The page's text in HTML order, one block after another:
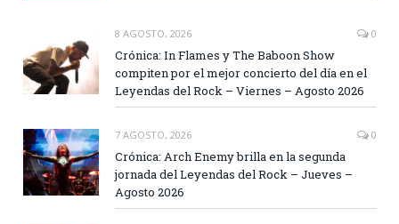
8 AGOSTO, 2026 0
Crónica: In Flames y The Baboon Show
compiten por el mejor concierto del día en el
Leyendas del Rock – Viernes – Agosto 2026
7 AGOSTO, 2026 0
Crónica: Arch Enemy brilla en la segunda
jornada del Leyendas del Rock – Jueves –
Agosto 2026